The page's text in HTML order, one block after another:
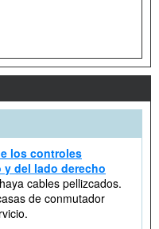
los controles
del lado derecho
cables pellizcados.
de conmutador